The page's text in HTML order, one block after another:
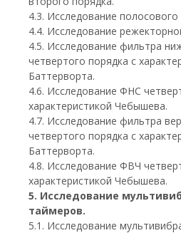
4.3. Исследование
4.4. Исследование
4.5. Исследование фильтра
четвертого порядка с
Баттерворта.
4.6. Исследование ФНС
характеристикой Чебышева.
4.7. Исследование фильтра
четвертого порядка с
Баттерворта.
4.8. Исследование ФВЧ
характеристикой Чебышева.
5. Исследование
таймеров.
5.1. Исследование